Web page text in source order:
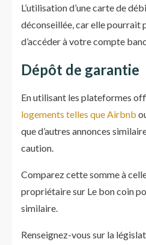
L’utilisation d’une carte de
déconseillée, car elle pourrait
d’accéder à votre compte
Dépôt de garantie
En utilisant les plateformes
logements telles que Airbnb
que d’autres annonces
caution.
Comparez cette somme à
propriétaire sur Le bon coin
similaire.
Renseignez-vous sur la